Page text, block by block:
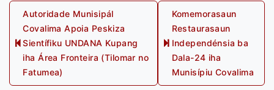
Post
navigation
Previous
post:
Autoridade Munisipál
Covalima Apoia Peskiza
Sientífiku UNDANA Kupang
iha Área Fronteira (Tilomar no
Fatumea)
Next
post:
Komemorasaun
Restaurasaun
Independénsia ba
Dala-24 iha
Munisípiu Covalima